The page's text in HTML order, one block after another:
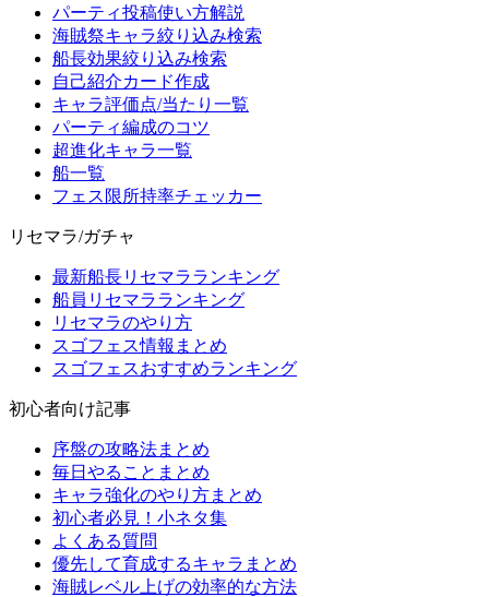
パーティ投稿使い方解説
海賊祭キャラ絞り込み検索
船長効果絞り込み検索
自己紹介カード作成
キャラ評価点/当たり一覧
パーティ編成のコツ
超進化キャラ一覧
船一覧
フェス限所持率チェッカー
リセマラ/ガチャ
最新船長リセマラランキング
船員リセマラランキング
リセマラのやり方
スゴフェス情報まとめ
スゴフェスおすすめランキング
初心者向け記事
序盤の攻略法まとめ
毎日やることまとめ
キャラ強化のやり方まとめ
初心者必見！小ネタ集
よくある質問
優先して育成するキャラまとめ
海賊レベル上げの効率的な方法